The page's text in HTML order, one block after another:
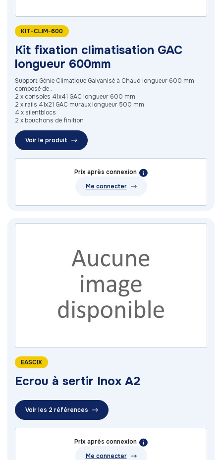
KIT-CLIM-600
Kit fixation climatisation GAC
longueur 600mm
Support Génie Climatique Galvanisé à Chaud longueur 600 mm
composé de :
2 x consoles 41x41 GAC longueur 600 mm
2 x rails 41x21 GAC muraux longueur 500 mm
4 x silentblocs
2 x bouchons de finition
Voir le produit
Prix après connexion
Me connecter
EASCIX
Ecrou à sertir Inox A2
Voir les 2 références
Prix après connexion
Me connecter